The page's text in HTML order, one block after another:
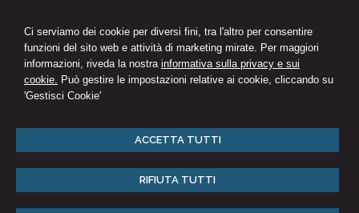
Ci serviamo dei cookie per diversi fini, tra l'altro per consentire
funzioni del sito web e attività di marketing mirate. Per maggiori
informazioni, riveda la nostra informativa sulla privacy e sui
cookie. Può gestire le impostazioni relative ai cookie, cliccando su
'Gestisci Cookie'
ACCETTA TUTTI
RIFIUTA TUTTI